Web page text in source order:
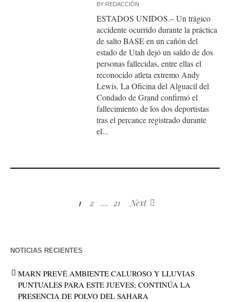
BY REDACCIÓN
ESTADOS UNIDOS.– Un trágico
accidente ocurrido durante la práctica
de salto BASE en un cañón del
estado de Utah dejó un saldo de dos
personas fallecidas, entre ellas el
reconocido atleta extremo Andy
Lewis. La Oficina del Alguacil del
Condado de Grand confirmó el
fallecimiento de los dos deportistas
tras el percance registrado durante
el...
1 2 … 21 Next
NOTICIAS RECIENTES
MARN PREVÉ AMBIENTE CALUROSO Y LLUVIAS
PUNTUALES PARA ESTE JUEVES; CONTINÚA LA
PRESENCIA DE POLVO DEL SAHARA